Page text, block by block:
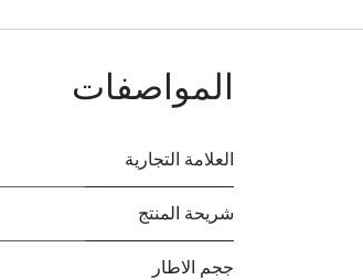
المواصفات
العلامة التجارية
شريحة المنتج
ججم الاطار